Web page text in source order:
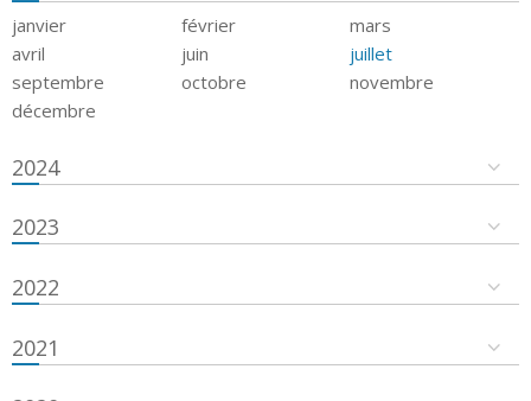
janvier février
mars
avril
juin
juillet
septembre
octobre
novembre
décembre
2024
2023
2022
2021